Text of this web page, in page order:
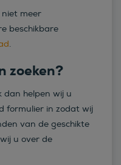
niet meer
beschikbare
.
zoeken?
dan helpen wij u
formulier in zodat wij
van de geschikte
u over de